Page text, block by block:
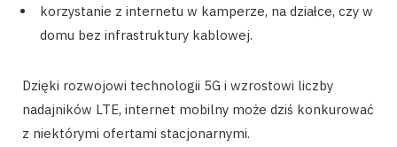
korzystanie z internetu w kamperze, na działce, czy w
domu bez infrastruktury kablowej.
Dzięki rozwojowi technologii 5G i wzrostowi liczby
nadajników LTE, internet mobilny może dziś konkurować
z niektórymi ofertami stacjonarnymi.